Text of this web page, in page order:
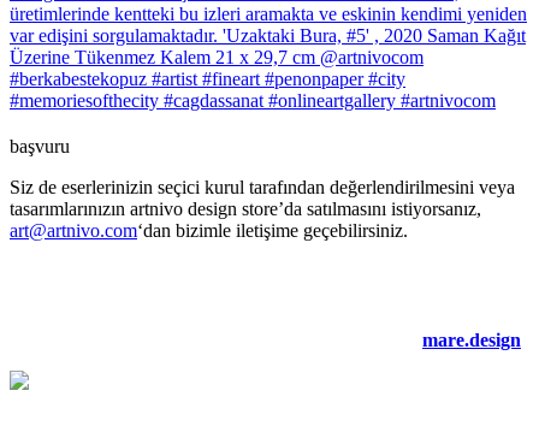
başvuru
Siz de eserlerinizin seçici kurul tarafından değerlendirilmesini veya
tasarımlarınızın artnivo design store’da satılmasını istiyorsanız,
art@artnivo.com‘dan bizimle iletişime geçebilirsiniz.
mare.design